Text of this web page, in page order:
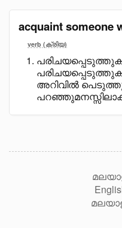
acquaint someone
verb (ക്രിയ)
അറിവിൽ